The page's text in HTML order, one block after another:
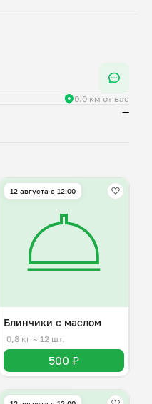
0.0 км от вас
—
12 августа с 12:00
Блинчики с маслом
0,8 кг ≈ 12 шт.
500 ₽